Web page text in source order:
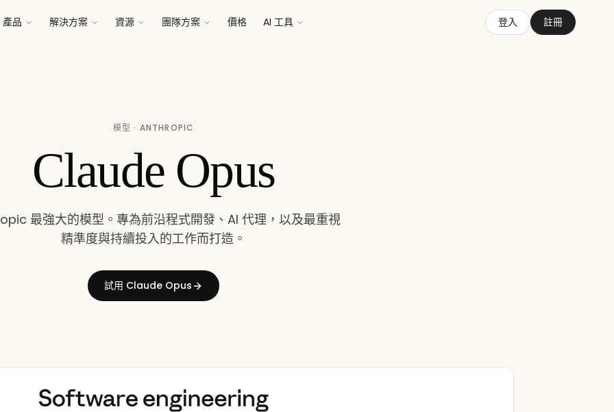
產品 解決方案 資源 團隊方案 價格 AI 工具 登入 註冊
模型 · ANTHROPIC
Claude Opus
最強大的模型。專為前沿程式開發、AI 代理，以及最重視
精準度與持續投入的工作而打造。
試用 Claude Opus